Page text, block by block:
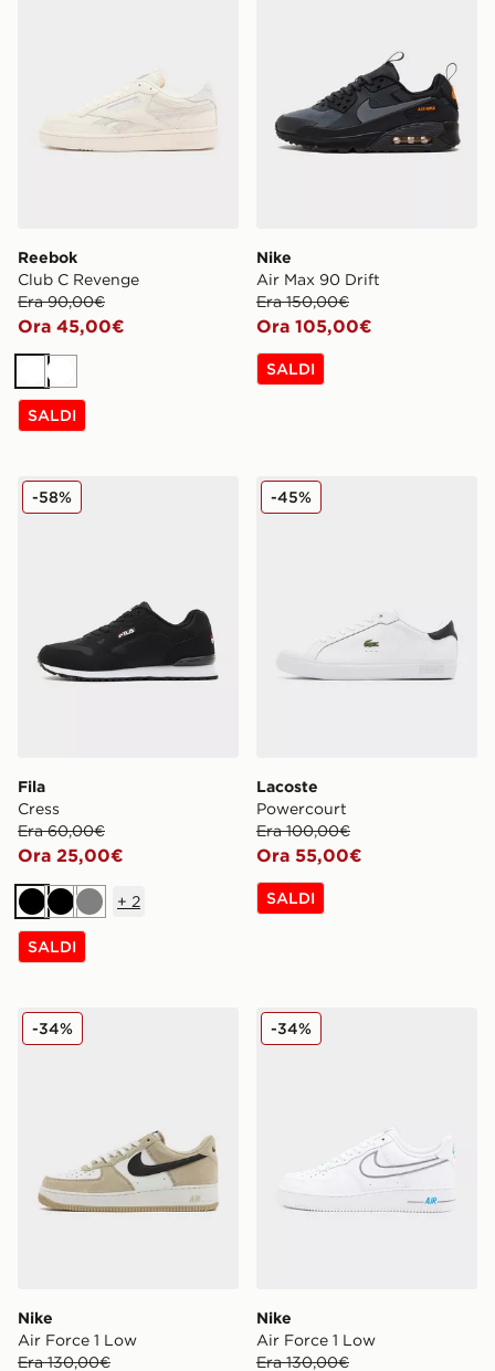
Reebok
Club C Revenge
Era 90,00€
Ora 45,00€
BiancoBianco
SALDI
Nike
Air Max 90 Drift
Era 150,00€
Ora 105,00€
SALDI
Fila Cress
Fila
Cress
Era 60,00€
Ora 25,00€
-58%
NeroNeroGrigio
+ 2
SALDI
Lacoste Powercourt
Lacoste
Powercourt
Era 100,00€
Ora 55,00€
-45%
SALDI
Nike Air Force 1 Low
Nike
Air Force 1 Low
Era 130,00€
-34% Nike Air Force 1 Low
Nike
Air Force 1 Low
Era 130,00€
-34%